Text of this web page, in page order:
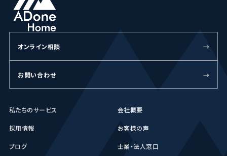
オンライン相談 →
お問い合わせ →
私たちのサービス 会社概要
採用情報 お客様の声
ブログ 士業・法人窓口